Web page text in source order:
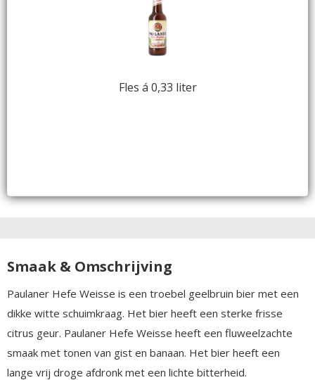
Fles á 0,33 liter
Smaak & Omschrijving
Paulaner Hefe Weisse is een troebel geelbruin bier met een
dikke witte schuimkraag. Het bier heeft een sterke frisse
citrus geur. Paulaner Hefe Weisse heeft een fluweelzachte
smaak met tonen van gist en banaan. Het bier heeft een
lange vrij droge afdronk met een lichte bitterheid.